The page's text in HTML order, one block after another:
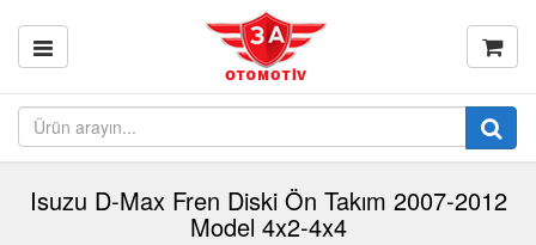
Isuzu D-Max Fren Diski Ön Takım 2007-2012
Model 4x2-4x4